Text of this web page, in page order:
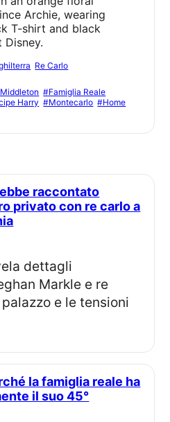
Re Carlo
#Famiglia Reale
Harry #Montecarlo #Home
privato con re carlo a
Markle e re
e le tensioni
il suo 45°